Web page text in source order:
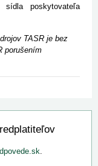
poskytovateľa
TASR je bez
porušením
.